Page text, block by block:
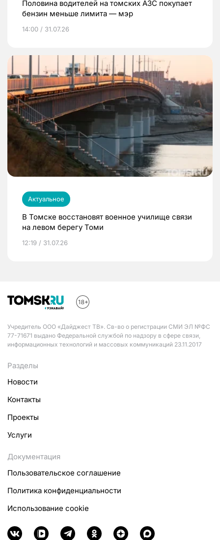
Половина водителей на томских АЗС покупает
бензин меньше лимита — мэр
14:00 / 31.07.26
Актуальное
В Томске восстановят военное училище связи
на левом берегу Томи
12:19 / 31.07.26
Учредитель ООО «Дайджест ТВ». Св-во о регистрации СМИ ЭЛ №ФС
77-71671 выдано Федеральной службой по надзору в сфере связи,
информационных технологий и массовых коммуникаций 23.11.2017
Разделы
Новости
Контакты
Проекты
Услуги
Документация
Пользовательское соглашение
Политика конфиденциальности
Использование cookie